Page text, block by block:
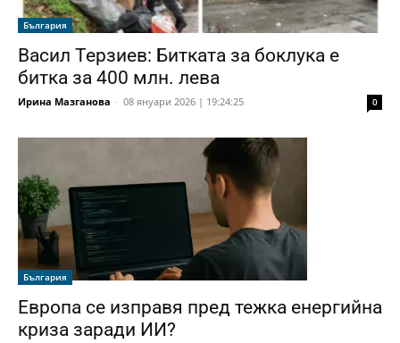
България
Васил Терзиев: Битката за боклука е
битка за 400 млн. лева
Ирина Мазганова - 08 януари 2026 | 19:24:25 0
България
Европа се изправя пред тежка енергийна
криза заради ИИ?